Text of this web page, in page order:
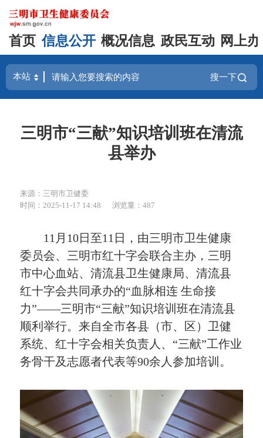
首页 信息公开 概况信息 政民互动 网上
搜一下
三明市“三献”知识培训班在清流
县举办
来源：三明市卫健委
时间：2025-11-17 14:48
浏览量：487
11月10日至11日，由三明市卫生健康
委员会、三明市红十字会联合主办，三明
市中心血站、清流县卫生健康局、清流县
红十字会共同承办的“血脉相连 生命接
力”——三明市“三献”知识培训班在清流县
顺利举行。来自全市各县（市、区）卫健
系统、红十字会相关负责人、“三献”工作业
务骨干及志愿者代表等90余人参加培训。